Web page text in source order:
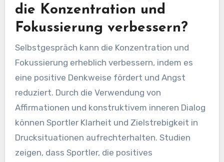
die Konzentration und
Fokussierung verbessern?
Selbstgespräch kann die Konzentration und
Fokussierung erheblich verbessern, indem es
eine positive Denkweise fördert und Angst
reduziert. Durch die Verwendung von
Affirmationen und konstruktivem inneren Dialog
können Sportler Klarheit und Zielstrebigkeit in
Drucksituationen aufrechterhalten. Studien
zeigen, dass Sportler, die positives